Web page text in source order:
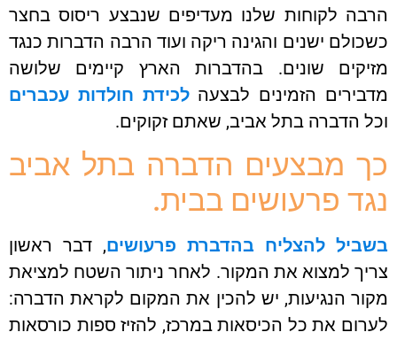
הרבה לקוחות שלנו מעדיפים שנבצע ריסוס בחצר
כשכולם ישנים והגינה ריקה ועוד הרבה הדברות כנגד
מזיקים שונים. בהדברות הארץ קיימים שלושה
מדבירים הזמינים לבצעהלכידת חולדות עכברים
וכל הדברה בתל אביב, שאתם זקוקים.
כך מבצעים הדברה בתל אביב
נגד פרעושים בבית.
בשביל להצליח בהדברת פרעושים, דבר ראשון
צריך למצוא את המקור. לאחר ניתור השטח למציאת
מקור הנגיעות, יש להכין את המקום לקראת הדברה:
לערום את כל הכיסאות במרכז, להזיז ספות כורסאות